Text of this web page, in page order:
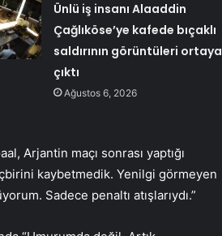
Ünlü iş insanı Alaaddin
Çağlıköse’ye kafede bıçaklı
saldırının görüntüleri ortaya
çıktı
Ağustos 6, 2026
Arjantin maçı sonrası yaptığı
kaybetmedik. Yenilgi görmeyen
Sadece penaltı atışlarıydı.”